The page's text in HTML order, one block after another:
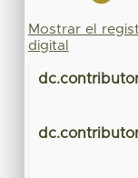
Mostrar el
digital